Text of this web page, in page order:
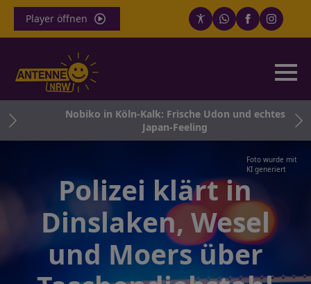
Player öffnen
Nobiko in Köln-Kalk: Frische Udon und echtes
Japan-Feeling
Foto wurde mit
KI generiert
Polizei klärt in
Dinslaken, Wesel
und Moers über